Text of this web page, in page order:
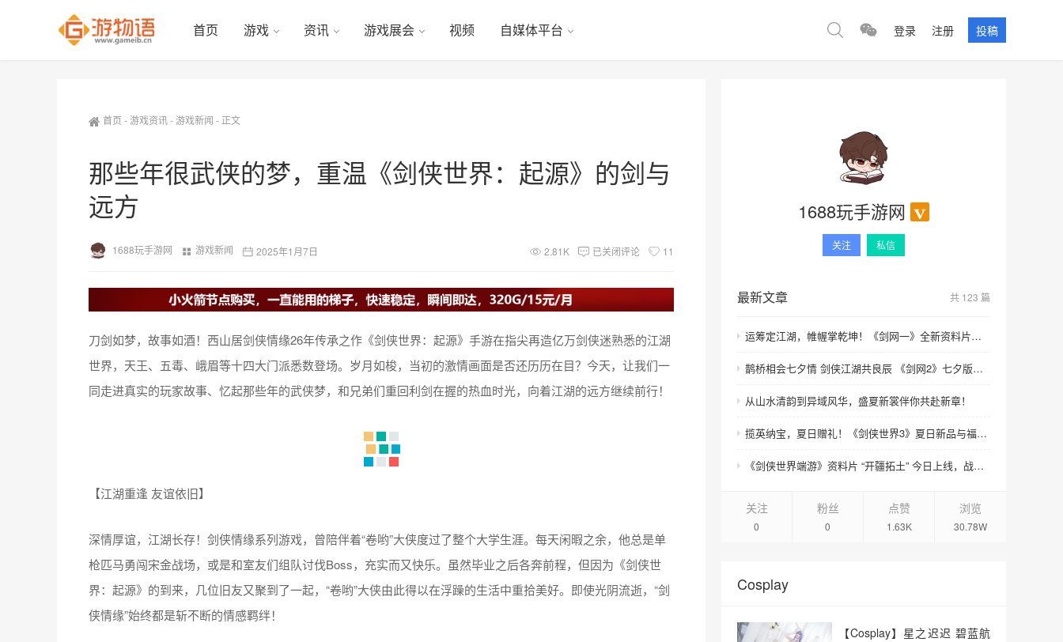
首页 游戏 资讯 游戏展会 视频 自媒体平台 登录 注册 投稿
首页 -游戏资讯-游戏新闻 - 正文
那些年很武侠的梦，重温《剑侠世界：起源》的剑与
远方
1688玩手游网 游戏新闻 2025年1月7日 2.81K 已关闭评论 11
刀剑如梦，故事如酒！西山居剑侠情缘26年传承之作《剑侠世界：起源》手游在指尖再造亿万剑侠迷熟悉的江湖
世界，天王、五毒、峨眉等十四大门派悉数登场。岁月如梭，当初的激情画面是否还历历在目？今天，让我们一
同走进真实的玩家故事、忆起那些年的武侠梦，和兄弟们重回利剑在握的热血时光，向着江湖的远方继续前行！
【江湖重逢 友谊依旧】
深情厚谊，江湖长存！剑侠情缘系列游戏，曾陪伴着“卷哟”大侠度过了整个大学生涯。每天闲暇之余，他总是单
枪匹马勇闯宋金战场，或是和室友们组队讨伐Boss，充实而又快乐。虽然毕业之后各奔前程，但因为《剑侠世
界：起源》的到来，几位旧友又聚到了一起，“卷哟”大侠由此得以在浮躁的生活中重拾美好。即使光阴流逝，“剑
侠情缘”始终都是斩不断的情感羁绊！
1688玩手游网
关注 私信
最新文章 共 123 篇
运筹定江湖，帷幄掌乾坤！《剑网一》全新资料片【运筹帷幄】今日上线！
鹊桥相会七夕情 剑侠江湖共良辰 《剑网2》七夕版本今日浪漫开启！
从山水清韵到异域风华，盛夏新裳伴你共赴新章！
揽英纳宝，夏日赠礼！《剑侠世界3》夏日新品与福利上线！
《剑侠世界端游》资料片 “开疆拓土” 今日上线，战域领土开放，诚邀好友齐聚新服畅爽酣战
关注
0
粉丝
0
点赞
1.63K
浏览
30.78W
Cosplay
【Cosplay】星之迟迟 碧蓝航